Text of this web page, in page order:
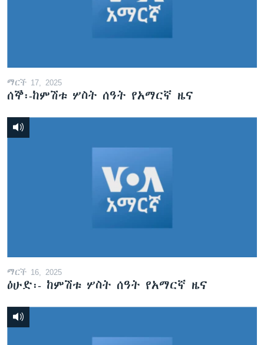
ማርች 17, 2025
ሰኞ፡-ከምሽቱ ሦስት ሰዓት የአማርኛ ዜና
ማርች 16, 2025
ዕሁድ፡- ከምሽቱ ሦስት ሰዓት የአማርኛ ዜና